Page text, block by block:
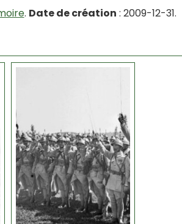
. Date de création : 2009-12-31.